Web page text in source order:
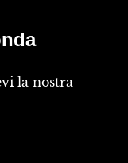
la nostra